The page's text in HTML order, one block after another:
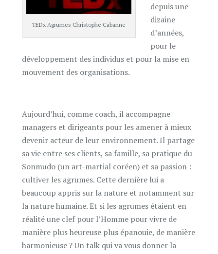
TEDx Agrumes Christophe Cabanne
depuis une
dizaine
d’années,
pour le
développement des individus et pour la mise en
mouvement des organisations.
Aujourd’hui, comme coach, il accompagne
managers et dirigeants pour les amener à mieux
devenir acteur de leur environnement. Il partage
sa vie entre ses clients, sa famille, sa pratique du
Sonmudo (un art-martial coréen) et sa passion :
cultiver les agrumes. Cette dernière lui a
beaucoup appris sur la nature et notamment sur
la nature humaine. Et si les agrumes étaient en
réalité une clef pour l’Homme pour vivre de
manière plus heureuse plus épanouie, de manière
harmonieuse ? Un talk qui va vous donner la